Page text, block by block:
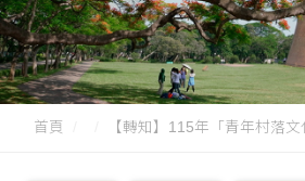
首頁 【轉知】115年「青年村落